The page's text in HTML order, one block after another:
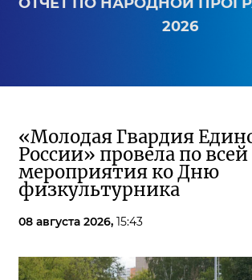
2026
«Молодая Гвардия
России» провела по всей
мероприятия ко Дню
физкультурника
08 августа 2026, 15:43